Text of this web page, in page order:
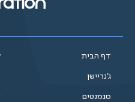
דף הבית
ג'נריישן
סגמנטים